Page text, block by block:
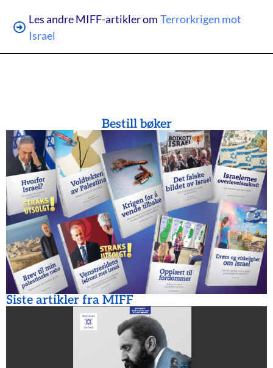
Les andre MIFF-artikler om Terrorkrigen mot
Israel
Bestill bøker
Siste artikler fra MIFF